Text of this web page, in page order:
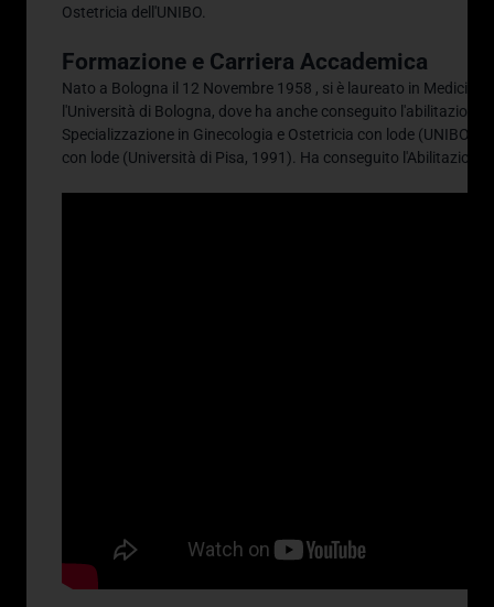
Ostetricia dell'UNIBO
Formazione e Carriera Accademica
Nato a Bologna il 12 Novembre 1958 , si è laureato in Medicina
l'Università di Bologna, dove ha anche conseguito l'abilitazione
Specializzazione in Ginecologia e Ostetricia con lode (UNIBO,
con lode (Università di Pisa, 1991) Ha conseguito l'Abilitazione